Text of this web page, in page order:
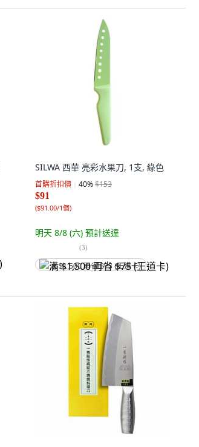
SILWA 西華 亮彩水果刀, 1支, 綠色
首購折扣價 40%$153
$91
($91.00/1個)
明天 8/8 (六) 預計送達
(3)
满 $1,500 再省 $75 (王道卡)